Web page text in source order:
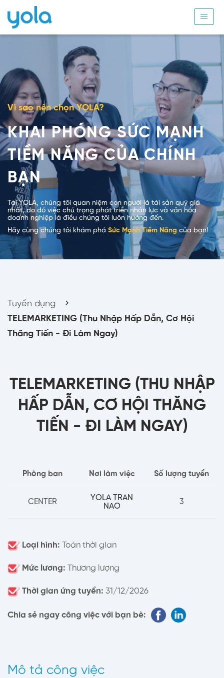
Vì sao nên chọn YOLA?
KHAI PHÓNG SỨC MẠNH
TIỀM NĂNG CỦA CHÍNH
BẠN
Tại YOLA, chúng tôi quan niệm con người là tài sản quý giá
nhất, do đó việc chú trọng phát triển nhân lực và văn hóa
doanh nghiệp là điều chúng tôi luôn hướng đến.
Hãy cùng chúng tôi khám phá Sức Mạnh Tiềm Năng của bạn!
Tuyển dụng
TELEMARKETING (Thu Nhập Hấp Dẫn, Cơ Hội
Thăng Tiến - Đi Làm Ngay)
TELEMARKETING (THU NHẬP
HẤP DẪN, CƠ HỘI THĂNG
TIẾN - ĐI LÀM NGAY)
Phòng ban Nơi làm việc Số lượng tuyển
CENTER
YOLA TRAN
NAO
3
Loại hình: Toàn thời gian
Mức lương: Thương lượng
Thời gian ứng tuyển: 31/12/2026
Chia sẻ ngay công việc với bạn bè:
Mô tả công việc